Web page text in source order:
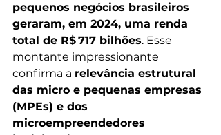
pequenos negócios brasileiros
geraram, em 2024, uma renda
total de R$ 717 bilhões. Esse
montante impressionante
confirma a relevância estrutural
das micro e pequenas empresas
(MPEs) e dos
microempreendedores